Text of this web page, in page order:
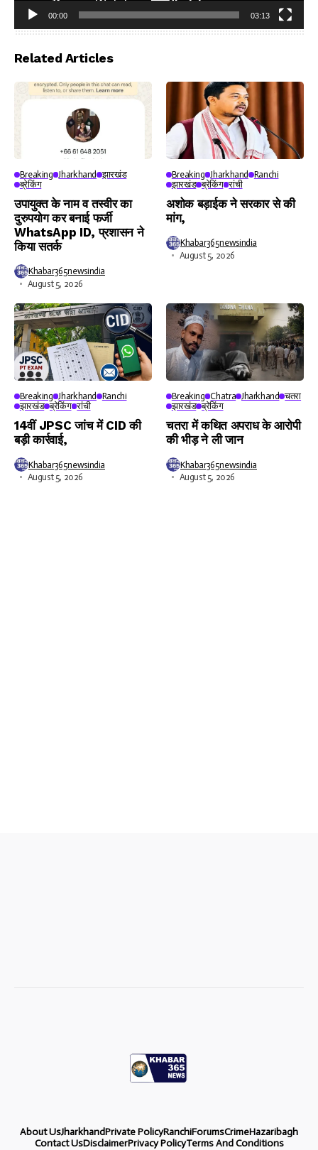
Player
00:00 03:13
Related Articles
Breaking Jharkhand
झारखंड
ब्रेकिंग
उपायुक्त के नाम व तस्वीर का
दुरुपयोग कर बनाई फर्जी
WhatsApp ID, प्रशासन ने
किया सतर्क
Khabar365newsindia
August 5, 2026
Breaking Jharkhand
Ranchi
झारखंड ब्रेकिंग रांची
अशोक बड़ाईक ने सरकार से की
मांग,
Khabar365newsindia
August 5, 2026
Breaking Jharkhand
Ranchi
झारखंड ब्रेकिंग रांची
14वीं JPSC जांच में CID की
बड़ी कार्रवाई,
Khabar365newsindia
August 5, 2026
Breaking Chatra Jharkhand चतरा
झारखंड ब्रेकिंग
चतरा में कथित अपराध के आरोपी
की भीड़ ने ली जान
Khabar365newsindia
August 5, 2026
About UsJharkhandPrivate PolicyRanchiForumsCrimeHazaribagh
Contact UsDisclaimerPrivacy PolicyTerms And Conditions